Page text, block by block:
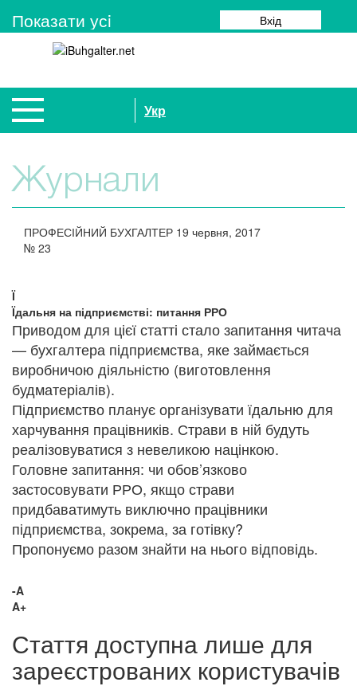
Показати усi Вхід
Укр
Журнали
ПРОФЕСІЙНИЙ БУХГАЛТЕР 19 червня, 2017
№ 23
Ї
Їдальня на підприємстві: питання РРО
Приводом для цієї статті стало запитання читача
— бухгалтера підприємства, яке займається
виробничою діяльністю (виготовлення
будматеріалів).
Підприємство планує організувати їдальню для
харчування працівників. Страви в ній будуть
реалізовуватися з невеликою націнкою.
Головне запитання: чи обов’язково
застосовувати РРО, якщо страви
придбаватимуть виключно працівники
підприємства, зокрема, за готівку?
Пропонуємо разом знайти на нього відповідь.
-A
A+
Стаття доступна лише для
зареєстрованих користувачів